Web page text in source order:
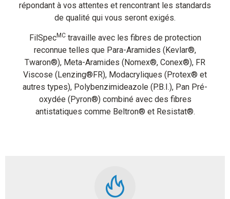
répondant à vos attentes et rencontrant les standards
de qualité qui vous seront exigés.
FilSpecMCtravaille avec les fibres de protection
reconnue telles que Para-Aramides (Kevlar®,
Twaron®), Meta-Aramides (Nomex®, Conex®), FR
Viscose (Lenzing®FR), Modacryliques (Protex® et
autres types), Polybenzimideazole (P.B.I.), Pan Pré-
oxydée (Pyron®) combiné avec des fibres
antistatiques comme Beltron® et Resistat®.